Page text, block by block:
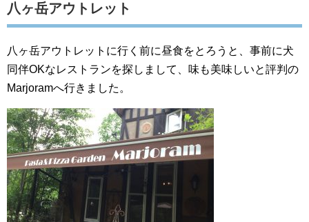
八ヶ岳アウトレット
八ヶ岳アウトレットに行く前に昼食をとろうと、事前に犬
同伴OKなレストランを探しまして、味も美味しいと評判の
Marjoramへ行きました。